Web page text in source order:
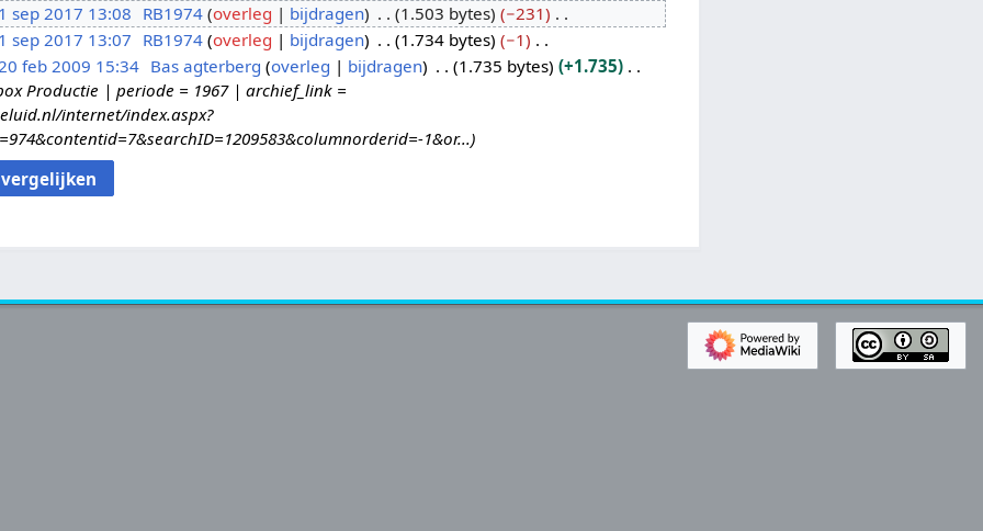
1 sep 2017 13:08 RB1974 overleg bijdragen 1.503 bytes
−231
1 sep 2017 13:07 RB1974 overleg bijdragen 1.734 bytes
−1
feb 2009 15:34 Bas agterberg overleg bijdragen 1.735 bytes
+1.735
Productie | periode = 1967 | archief_link =
internet/index.aspx?
1&or...